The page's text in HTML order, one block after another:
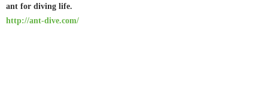
ant for diving life.
http://ant-dive.com/